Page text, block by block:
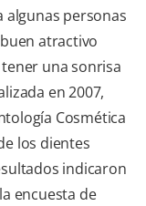
algunas personas
atractivo
una sonrisa
en 2007,
Cosmética
los dientes
indicaron
encuesta de